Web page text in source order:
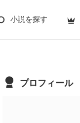
小説を探す
プロフィール